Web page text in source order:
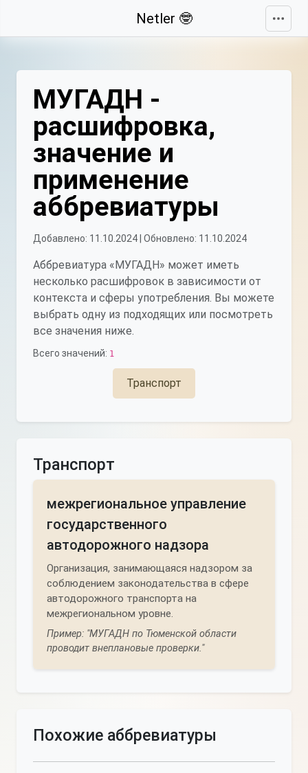
Netler 🤓
МУГАДН -
расшифровка,
значение и
применение
аббревиатуры
Добавлено: 11.10.2024 | Обновлено: 11.10.2024
Аббревиатура «МУГАДН» может иметь
несколько расшифровок в зависимости от
контекста и сферы употребления. Вы можете
выбрать одну из подходящих или посмотреть
все значения ниже.
Всего значений: 1
Транспорт
Транспорт
межрегиональное управление
государственного
автодорожного надзора
Организация, занимающаяся надзором за
соблюдением законодательства в сфере
автодорожного транспорта на
межрегиональном уровне.
Пример: "МУГАДН по Тюменской области
проводит внеплановые проверки."
Похожие аббревиатуры